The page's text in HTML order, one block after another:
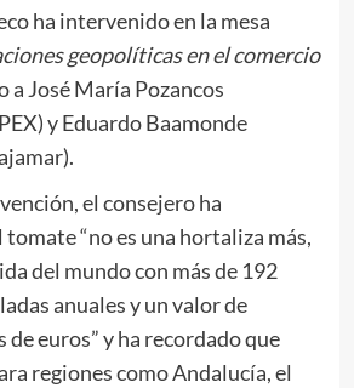
ha intervenido en la mesa
geopolíticas en el comercio
a José María Pozancos
y Eduardo Baamonde
el consejero ha
“no es una hortaliza más,
del mundo con más de 192
anuales y un valor de
euros” y ha recordado que
regiones como Andalucía, el